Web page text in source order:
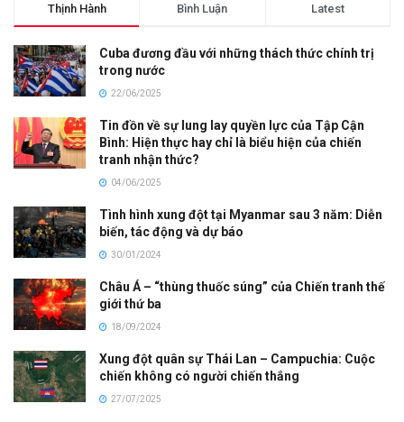
Thịnh Hành Bình Luận Latest
Cuba đương đầu với những thách thức chính trị
trong nước
22/06/2025
Tin đồn về sự lung lay quyền lực của Tập Cận
Bình: Hiện thực hay chỉ là biểu hiện của chiến
tranh nhận thức?
04/06/2025
Tình hình xung đột tại Myanmar sau 3 năm: Diễn
biến, tác động và dự báo
30/01/2024
Châu Á – “thùng thuốc súng” của Chiến tranh thế
giới thứ ba
18/09/2024
Xung đột quân sự Thái Lan – Campuchia: Cuộc
chiến không có người chiến thắng
27/07/2025